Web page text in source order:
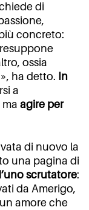
di
concreto:
ossia
ha detto. In
a
agire per
di nuovo la
una pagina di
scrutatore:
da Amerigo,
amore che